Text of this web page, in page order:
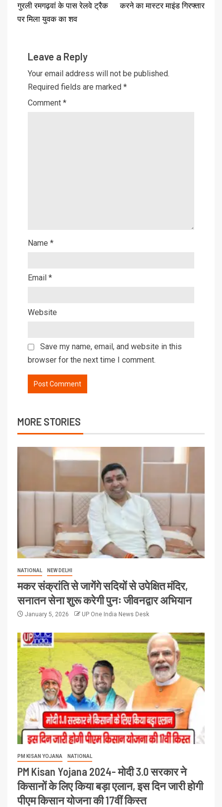
गुरली रमगढ़वां के पास रेलवे ट्रैक
पर मिला युवक का शव
करने का मास्टर माइंड गिरफ्तार
Leave a Reply
Your email address will not be published.
Required fields are marked *
Comment *
Name *
Email *
Website
Save my name, email, and website in this
browser for the next time I comment.
MORE STORIES
NATIONAL NEW DELHI
मकर संक्रांति से जागेंगे सदियों से उपेक्षित मंदिर,
सनातन सेना शुरू करेगी पुनः जीवनद्वार अभियान
January 5, 2026 UP One India News Desk
PM KISAN YOJANA NATIONAL
PM Kisan Yojana 2024- मोदी 3.0 सरकार ने
किसानों के लिए किया बड़ा एलान, इस दिन जारी होगी
पीएम किसान योजना की 17वीं किस्त